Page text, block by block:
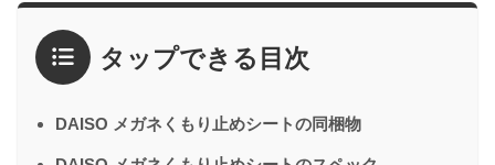
タップできる目次
DAISO メガネくもり止めシートの同梱物